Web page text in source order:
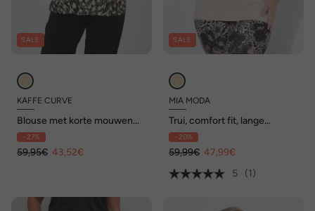
SALE
KAFFE CURVE
Blouse met korte mouwen
Regular fit
- 27%
59,95€ 43,52€
SALE
MIA MODA
Trui, comfort fit, lange
mouwen met 3S-applicaties
- 20%
59,99€ 47,99€
5
(1)